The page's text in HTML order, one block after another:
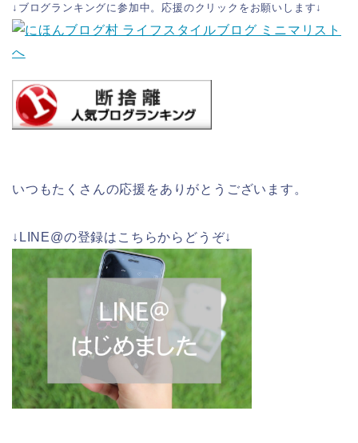
↓ブログランキングに参加中。応援のクリックをお願いします↓
いつもたくさんの応援をありがとうございます。
↓LINE@の登録はこちらからどうぞ↓